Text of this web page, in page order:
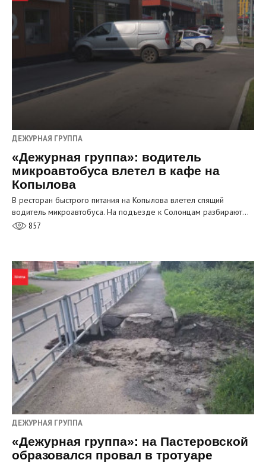
ДЕЖУРНАЯ ГРУППА
«Дежурная группа»: водитель
микроавтобуса влетел в кафе на
Копылова
В ресторан быстрого питания на Копылова влетел спящий
водитель микроавтобуса. На подъезде к Солонцам разбирают…
857
ДЕЖУРНАЯ ГРУППА
«Дежурная группа»: на Пастеровской
образовался провал в тротуаре